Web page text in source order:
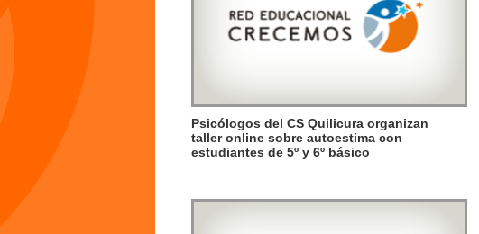
Psicólogos del CS Quilicura organizan
taller online sobre autoestima con
estudiantes de 5º y 6º básico